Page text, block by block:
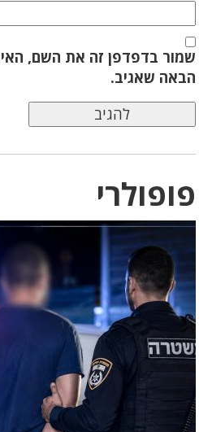
שמור בדפדפן זה את השם,
הבאה שאגיב.
פופולרי